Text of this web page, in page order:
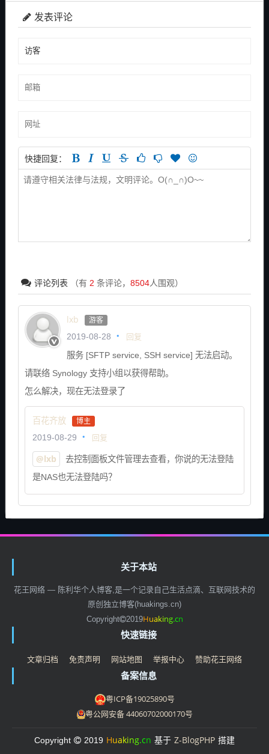
发表评论
快捷回复：
评论列表 （有 2 条评论， 8504人围观）
lxb 游客
2019-08-28 回复
服务 [SFTP service, SSH service] 无法启动。
请联络 Synology 支持小组以获得帮助。
怎么解决，现在无法登录了
百花齐放 博主
2019-08-29 回复
@lxb
去控制面板文件管理去查看，你说的无法登陆
是NAS也无法登陆吗？
关于本站
花王网络 — 陈利华个人博客,是一个记录自己生活点滴、互联网技术的
原创独立博客(huakings.cn)
Copyright
2019Huaking.cn
快速链接
文章归档 免责声明 网站地图 举报中心 赞助花王网络
备案信息
粤ICP备19025890号
粤公网安备 44060702000170号
Copyright 2019 Huaking.cn 基于 Z-BlogPHP 搭建